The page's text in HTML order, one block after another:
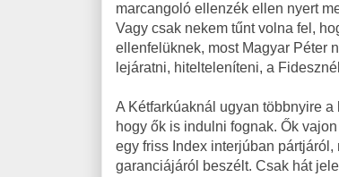
marcangoló ellenzék ellen nyert
Vagy csak nekem tűnt volna fel,
ellenfelüknek, most Magyar Péter
lejáratni, hitelteleníteni, a
A Kétfarkúaknál ugyan többnyire
hogy ők is indulni fognak. Ők
egy friss Index interjúban
garanciájáról beszélt. Csak hát